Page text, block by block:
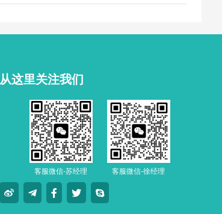
从这里关注我们
客服微信-苏经理 客服微信-徐经理